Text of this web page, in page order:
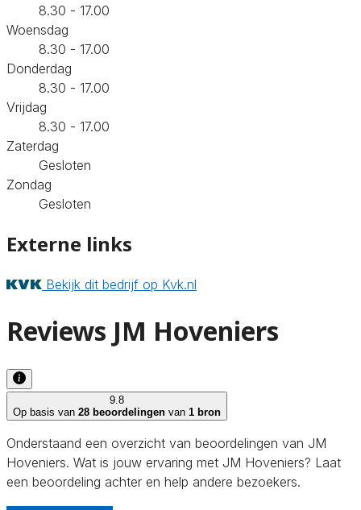
8.30 - 17.00
Woensdag
8.30 - 17.00
Donderdag
8.30 - 17.00
Vrijdag
8.30 - 17.00
Zaterdag
Gesloten
Zondag
Gesloten
Externe links
Bekijk dit bedrijf op Kvk.nl
Reviews JM Hoveniers
9.8
Op basis van 28 beoordelingen van 1 bron
Onderstaand een overzicht van beoordelingen van JM
Hoveniers. Wat is jouw ervaring met JM Hoveniers? Laat
een beoordeling achter en help andere bezoekers.